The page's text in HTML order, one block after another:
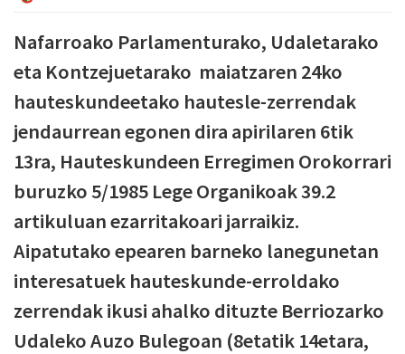
Nafarroako Parlamenturako, Udaletarako
eta Kontzejuetarako maiatzaren 24ko
hauteskundeetako hautesle-zerrendak
jendaurrean egonen dira apirilaren 6tik
13ra, Hauteskundeen Erregimen Orokorrari
buruzko 5/1985 Lege Organikoak 39.2
artikuluan ezarritakoari jarraikiz.
Aipatutako epearen barneko lanegunetan
interesatuek hauteskunde-erroldako
zerrendak ikusi ahalko dituzte Berriozarko
Udaleko Auzo Bulegoan (8etatik 14etara,